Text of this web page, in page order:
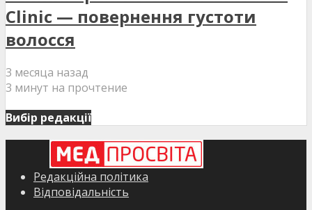
Clinic — повернення густоти
волосся
3 месяца назад
3 минут на прочтение
Вибір редакції
Редакційна політика
Відповідальність